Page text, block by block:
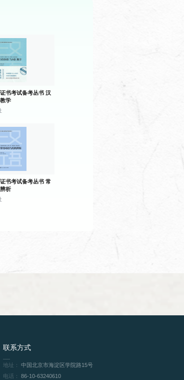
生对汉语的兴趣。
帮助学生了解相应中国
让学生理解新闻的基本
背诵。
书考试备考丛书 汉
学
书考试备考丛书 常
析
联系方式
地址：
中国北京市海淀区学院路15号
电话：
86-10-63240610